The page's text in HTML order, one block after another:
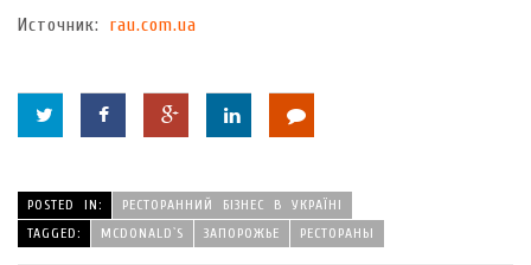
Источник: rau.com.ua
POSTED IN:
РЕСТОРАННИЙ БІЗНЕС В УКРАЇНІ
TAGGED:
MCDONALD`S ЗАПОРОЖЬЕ РЕСТОРАНЫ